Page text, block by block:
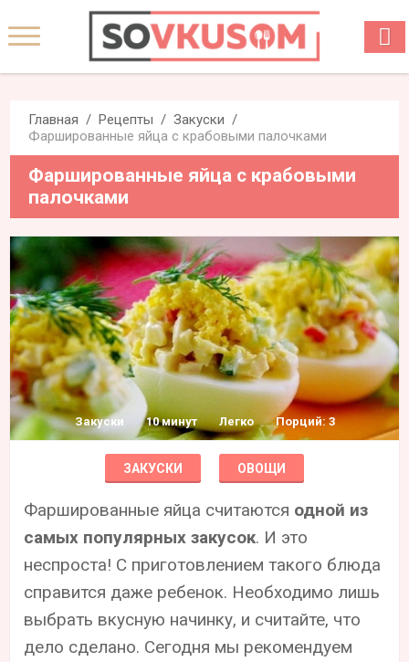
Главная Рецепты
Закуски
Фаршированные яйца с крабовыми палочками
Фаршированные яйца с крабовыми
палочками
Закуски 10 минут Легко Порций: 3
ЗАКУСКИ ОВОЩИ
Фаршированные яйца считаются одной из
самых популярных закусок. И это
неспроста! С приготовлением такого блюда
справится даже ребенок. Необходимо лишь
выбрать вкусную начинку, и считайте, что
дело сделано. Сегодня мы рекомендуем